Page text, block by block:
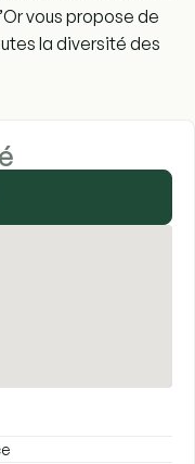
vous propose de
la diversité des